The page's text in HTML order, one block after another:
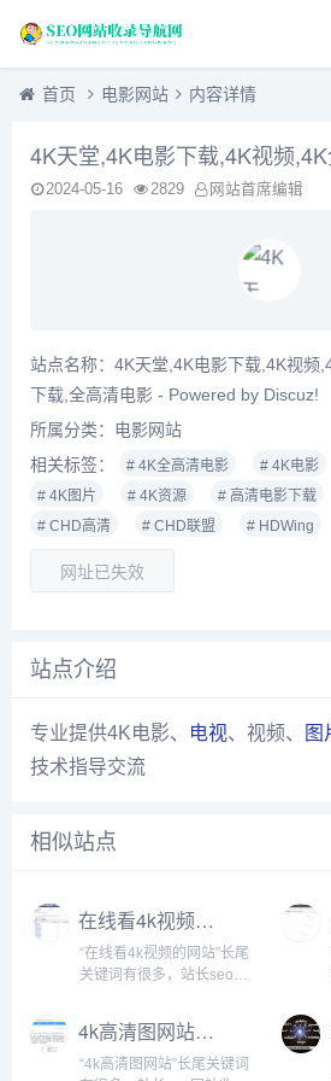
首页 电影网站 内容详情
2024-05-16 2829 网站首席编辑
站点名称：4K天堂,4K电影下载,4K视频
下载,全高清电影 - Powered by Discuz!
所属分类： 电影网站
相关标签：
# 4K全高清电影 # 4K电影
# 4K图片
# 4K资源 # 高清电影下载
# CHD高清
# CHD联盟 # HDWing
网址已失效
站点介绍
专业提供4K电影、 电视、视频、 图
技术指导交流
相似站点
在线看4k视频的网站的长尾关键词有什么
“在线看4k视频的网站”长尾
关键词有很多，站长seo网
搜索引擎的相关长尾关键
词： 百度的相关长尾关键
词：在线看4k视频的网站,在
4k高清图网站的长尾关键词有什么
“4k高清图网站”长尾关键词